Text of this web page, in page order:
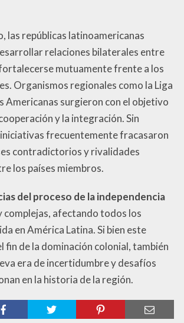
las repúblicas latinoamericanas
relaciones bilaterales entre
mutuamente frente a los
Organismos regionales como la Liga
Americanas surgieron con el objetivo
y la integración. Sin
frecuentemente fracasaron
contradictorios y rivalidades
los países miembros.
del proceso de la independencia
complejas, afectando todos los
en América Latina. Si bien este
fin de la dominación colonial, también
era de incertidumbre y desafíos
en la historia de la región.